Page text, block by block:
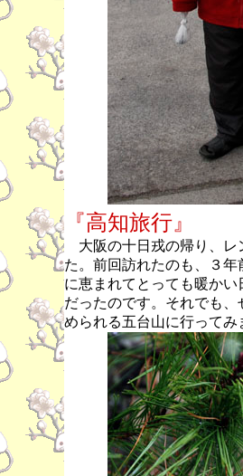
『高知旅行』
大阪の十日戎の帰り、レ
た。前回訪れたのも、３
に恵まれてとっても暖か
だったのです。それでも
められる五台山に行ってみ